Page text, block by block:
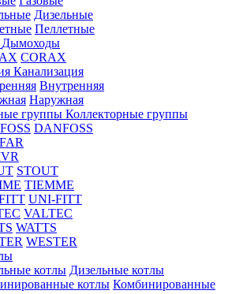
Дизельные
Пеллетные
Дымоходы
CORAX
Канализация
Внутренняя
Наружная
Коллекторные группы
DANFOSS
FAR
STOUT
TIEMME
UNI-FITT
VALTEC
WATTS
WESTER
Дизельные котлы
Комбинированные